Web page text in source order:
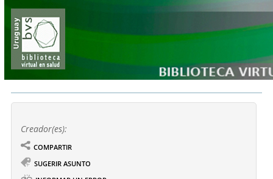
Creador(es):
COMPARTIR
SUGERIR ASUNTO